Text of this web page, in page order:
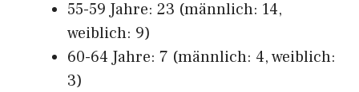
55-59 Jahre: 23 (männlich: 14,
weiblich: 9)
60-64 Jahre: 7 (männlich: 4, weiblich:
3)